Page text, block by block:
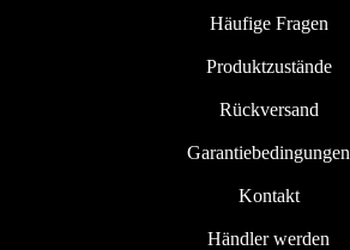
Häufige Fragen
Produktzustände
Rückversand
Garantiebedingungen
Kontakt
Händler werden